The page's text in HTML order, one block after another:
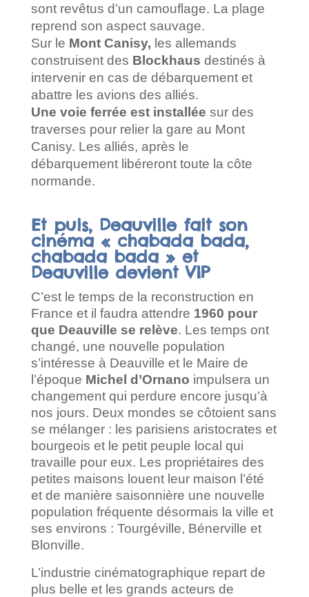
sont revêtus d’un camouflage. La plage
reprend son aspect sauvage.
Sur le Mont Canisy, les allemands
construisent des Blockhaus destinés à
intervenir en cas de débarquement et
abattre les avions des alliés.
Une voie ferrée est installée sur des
traverses pour relier la gare au Mont
Canisy. Les alliés, après le
débarquement libéreront toute la côte
normande.
Et puis, Deauville fait son
cinéma « chabada bada,
chabada bada » et
Deauville devient VIP
C’est le temps de la reconstruction en
France et il faudra attendre 1960 pour
que Deauville se relève. Les temps ont
changé, une nouvelle population
s’intéresse à Deauville et le Maire de
l’époque Michel d’Ornano impulsera un
changement qui perdure encore jusqu’à
nos jours. Deux mondes se côtoient sans
se mélanger : les parisiens aristocrates et
bourgeois et le petit peuple local qui
travaille pour eux. Les propriétaires des
petites maisons louent leur maison l’été
et de manière saisonnière une nouvelle
population fréquente désormais la ville et
ses environs : Tourgéville, Bénerville et
Blonville.
L’industrie cinématographique repart de
plus belle et les grands acteurs de